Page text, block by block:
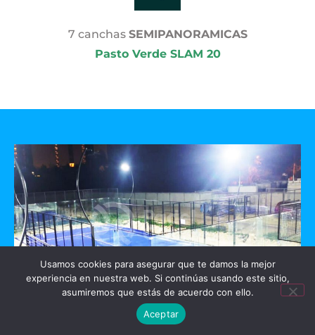
7 canchas SEMIPANORAMICAS
Pasto Verde SLAM 20
Usamos cookies para asegurar que te damos la mejor
experiencia en nuestra web. Si continúas usando este sitio,
asumiremos que estás de acuerdo con ello.
Aceptar